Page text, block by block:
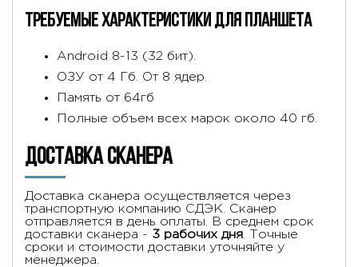
Требуемые характеристики для планшета
Android 8-13 (32 бит).
ОЗУ от 4 Гб. От 8 ядер.
Память от 64гб
Полные объем всех марок около 40 гб.
Доставка сканера
Доставка сканера осуществляется через
транспортную компанию СДЭК. Сканер
отправляется в день оплаты. В среднем срок
доставки сканера - 3 рабочих дня . Точные
сроки и стоимости доставки уточняйте у
менеджера.